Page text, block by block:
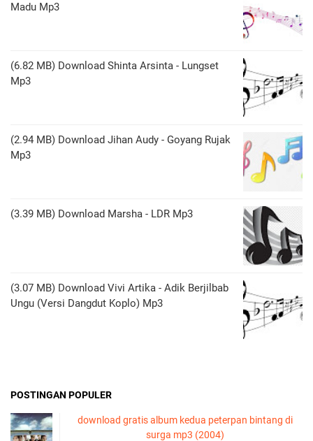
Madu Mp3
(6.82 MB) Download Shinta Arsinta - Lungset
Mp3
(2.94 MB) Download Jihan Audy - Goyang Rujak
Mp3
(3.39 MB) Download Marsha - LDR Mp3
(3.07 MB) Download Vivi Artika - Adik Berjilbab
Ungu (Versi Dangdut Koplo) Mp3
POSTINGAN POPULER
download gratis album kedua peterpan bintang di
surga mp3 (2004)